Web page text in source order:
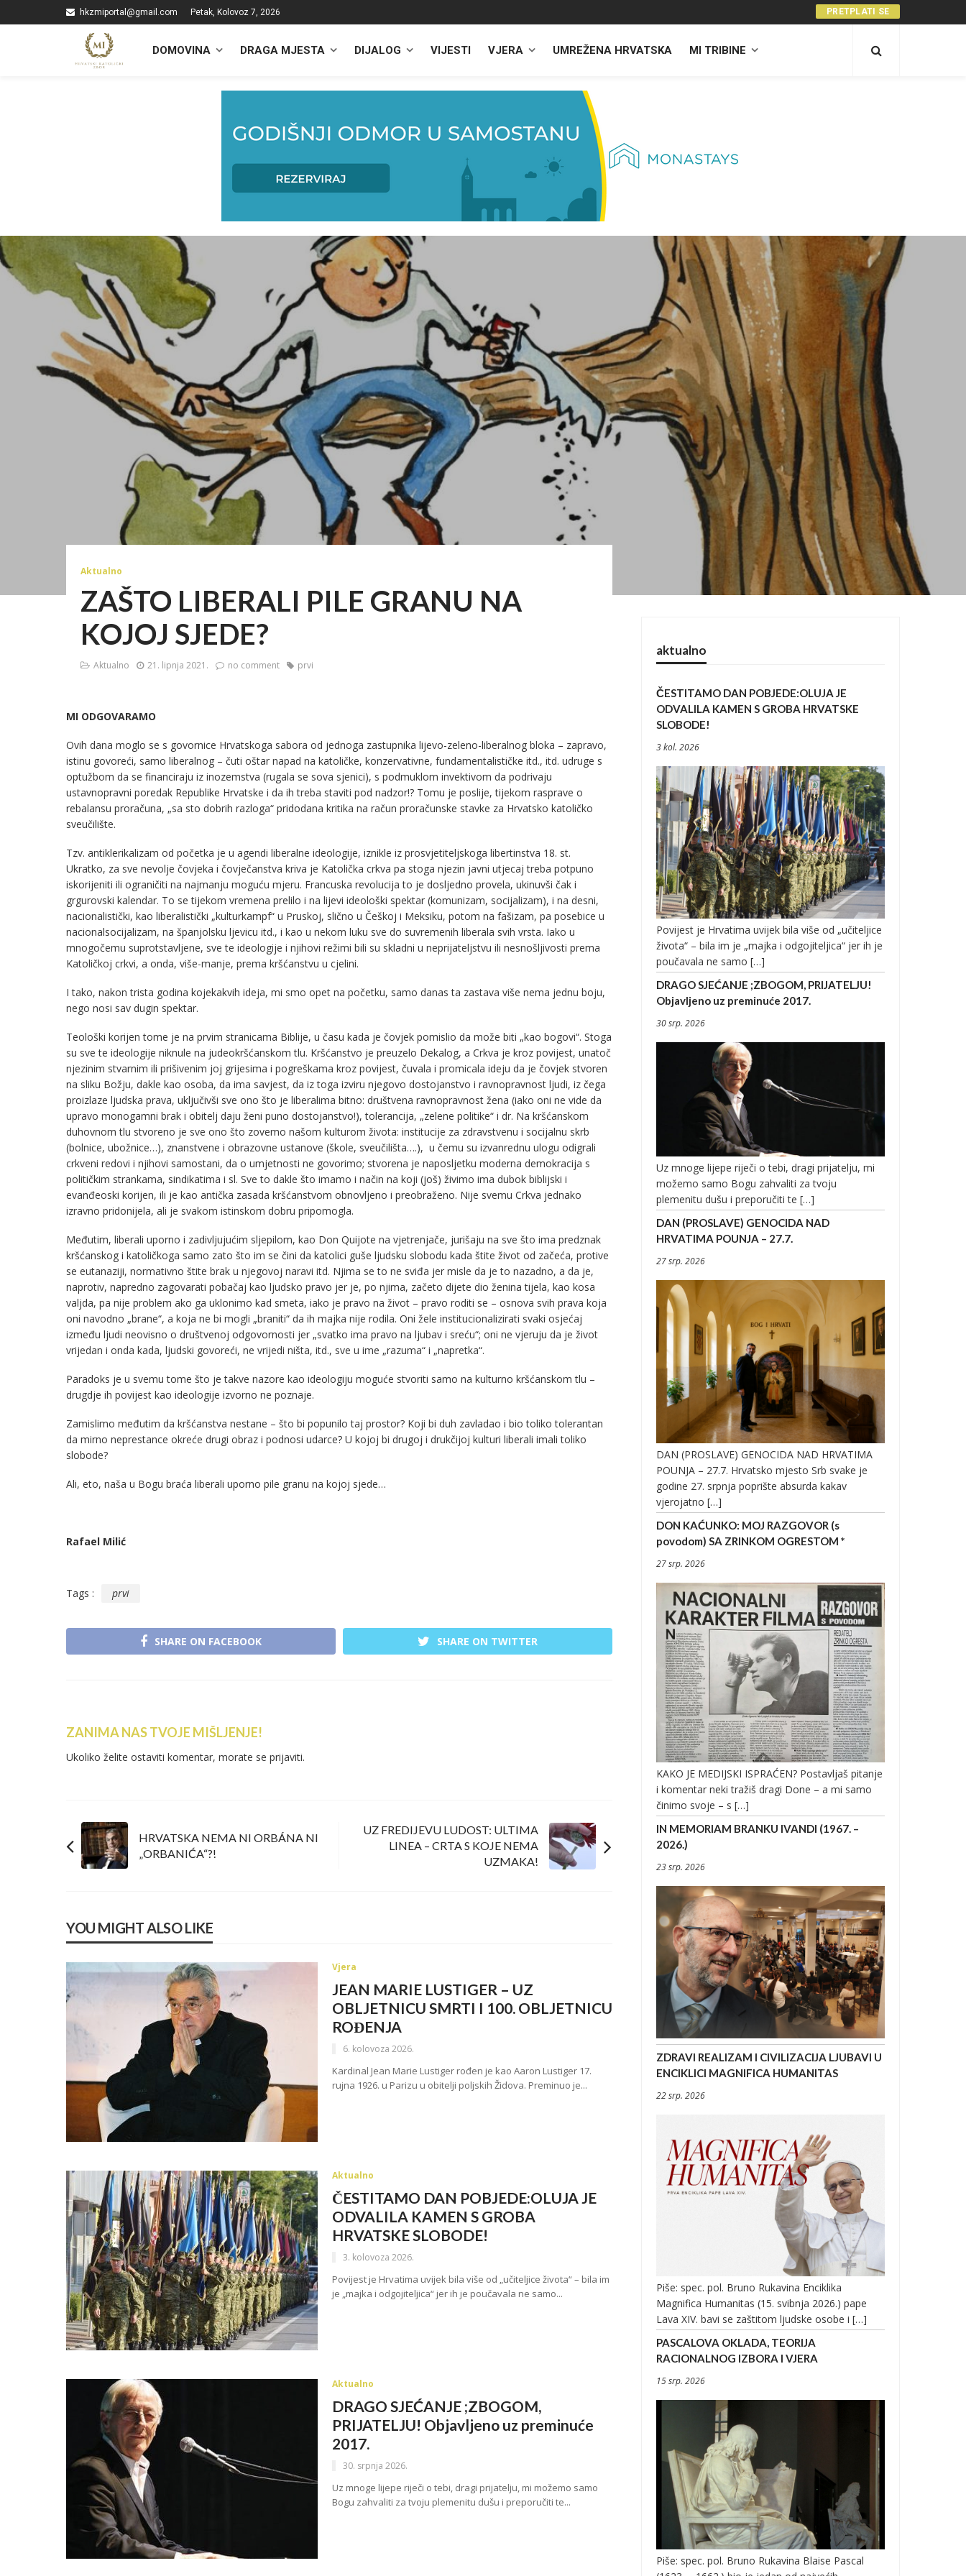
hkzmiportal@gmail.com Petak, Kolovoz 7, 2026 PRETPLATI SE
DOMOVINA DRAGA MJESTA DIJALOG VIJESTI VJERA UMREŽENA HRVATSKA MI TRIBINE
Aktualno
ZAŠTO LIBERALI PILE GRANU NA
KOJOJ SJEDE?
Aktualno 21. lipnja 2021. no comment prvi
MI ODGOVARAMO
Ovih dana moglo se s govornice Hrvatskoga sabora od jednoga zastupnika lijevo-zeleno-liberalnog bloka – zapravo,
istinu govoreći, samo liberalnog – čuti oštar napad na katoličke, konzervativne, fundamentalističke itd., itd. udruge s
optužbom da se financiraju iz inozemstva (rugala se sova sjenici), s podmuklom invektivom da podrivaju
ustavnopravni poredak Republike Hrvatske i da ih treba staviti pod nadzor!? Tomu je poslije, tijekom rasprave o
rebalansu proračuna, „sa sto dobrih razloga“ pridodana kritika na račun proračunske stavke za Hrvatsko katoličko
sveučilište.
Tzv. antiklerikalizam od početka je u agendi liberalne ideologije, iznikle iz prosvjetiteljskoga libertinstva 18. st.
Ukratko, za sve nevolje čovjeka i čovječanstva kriva je Katolička crkva pa stoga njezin javni utjecaj treba potpuno
iskorijeniti ili ograničiti na najmanju moguću mjeru. Francuska revolucija to je dosljedno provela, ukinuvši čak i
grgurovski kalendar. To se tijekom vremena prelilo i na lijevi ideološki spektar (komunizam, socijalizam), i na desni,
nacionalistički, kao liberalistički „kulturkampf“ u Pruskoj, slično u Češkoj i Meksiku, potom na fašizam, pa posebice u
nacionalsocijalizam, na španjolsku ljevicu itd., i kao u nekom luku sve do suvremenih liberala svih vrsta. Iako u
mnogočemu suprotstavljene, sve te ideologije i njihovi režimi bili su skladni u neprijateljstvu ili nesnošljivosti prema
Katoličkoj crkvi, a onda, više-manje, prema kršćanstvu u cjelini.
I tako, nakon trista godina kojekakvih ideja, mi smo opet na početku, samo danas ta zastava više nema jednu boju,
nego nosi sav dugin spektar.
Teološki korijen tome je na prvim stranicama Biblije, u času kada je čovjek pomislio da može biti „kao bogovi“. Stoga
su sve te ideologije niknule na judeokršćanskom tlu. Kršćanstvo je preuzelo Dekalog, a Crkva je kroz povijest, unatoč
njezinim stvarnim ili prišivenim joj grijesima i pogreškama kroz povijest, čuvala i promicala ideju da je čovjek stvoren
na sliku Božju, dakle kao osoba, da ima savjest, da iz toga izviru njegovo dostojanstvo i ravnopravnost ljudi, iz čega
proizlaze ljudska prava, uključivši sve ono što je liberalima bitno: društvena ravnopravnost žena (iako oni ne vide da
upravo monogamni brak i obitelj daju ženi puno dostojanstvo!), tolerancija, „zelene politike“ i dr. Na kršćanskom
duhovnom tlu stvoreno je sve ono što zovemo našom kulturom života: institucije za zdravstvenu i socijalnu skrb
(bolnice, ubožnice…), znanstvene i obrazovne ustanove (škole, sveučilišta….), u čemu su izvanrednu ulogu odigrali
crkveni redovi i njihovi samostani, da o umjetnosti ne govorimo; stvorena je naposljetku moderna demokracija s
političkim strankama, sindikatima i sl. Sve to dakle što imamo i način na koji (još) živimo ima dubok biblijski i
evanđeoski korijen, ili je kao antička zasada kršćanstvom obnovljeno i preobraženo. Nije svemu Crkva jednako
izravno pridonijela, ali je svakom istinskom dobru pripomogla.
Međutim, liberali uporno i zadivljujućim sljepilom, kao Don Quijote na vjetrenjače, jurišaju na sve što ima predznak
kršćanskog i katoličkoga samo zato što im se čini da katolici guše ljudsku slobodu kada štite život od začeća, protive
se eutanaziji, normativno štite brak u njegovoj naravi itd. Njima se to ne sviđa jer misle da je to nazadno, a da je,
naprotiv, napredno zagovarati pobačaj kao ljudsko pravo jer je, po njima, začeto dijete dio ženina tijela, kao kosa
valjda, pa nije problem ako ga uklonimo kad smeta, iako je pravo na život – pravo roditi se – osnova svih prava koja
oni navodno „brane“, a koja ne bi mogli „braniti“ da ih majka nije rodila. Oni žele institucionalizirati svaki osjećaj
između ljudi neovisno o društvenoj odgovornosti jer „svatko ima pravo na ljubav i sreću“; oni ne vjeruju da je život
vrijedan i onda kada, ljudski govoreći, ne vrijedi ništa, itd., sve u ime „razuma“ i „napretka“.
Paradoks je u svemu tome što je takve nazore kao ideologiju moguće stvoriti samo na kulturno kršćanskom tlu –
drugdje ih povijest kao ideologije izvorno ne poznaje.
Zamislimo međutim da kršćanstva nestane – što bi popunilo taj prostor? Koji bi duh zavladao i bio toliko tolerantan
da mirno neprestance okreće drugi obraz i podnosi udarce? U kojoj bi drugoj i drukčijoj kulturi liberali imali toliko
slobode?
Ali, eto, naša u Bogu braća liberali uporno pile granu na kojoj sjede…
Rafael Milić
Tags : prvi
SHARE ON FACEBOOK SHARE ON TWITTER
ZANIMA NAS TVOJE MIŠLJENJE!
Ukoliko želite ostaviti komentar, morate se prijaviti.
HRVATSKA NEMA NI ORBÁNA NI
„ORBANIĆA“?!
UZ FREDIJEVU LUDOST: ULTIMA
LINEA – CRTA S KOJE NEMA
UZMAKA!
YOU MIGHT ALSO LIKE
Vjera
JEAN MARIE LUSTIGER – UZ
OBLJETNICU SMRTI I 100. OBLJETNICU
ROĐENJA
6. kolovoza 2026.
Kardinal Jean Marie Lustiger rođen je kao Aaron Lustiger 17.
rujna 1926. u Parizu u obitelji poljskih Židova. Preminuo je...
Aktualno
ČESTITAMO DAN POBJEDE:OLUJA JE
ODVALILA KAMEN S GROBA
HRVATSKE SLOBODE!
3. kolovoza 2026.
Povijest je Hrvatima uvijek bila više od „učiteljice života“ – bila im
je „majka i odgojiteljica“ jer ih je poučavala ne samo...
Aktualno
DRAGO SJEĆANJE ;ZBOGOM,
PRIJATELJU! Objavljeno uz preminuće
2017.
30. srpnja 2026.
Uz mnoge lijepe riječi o tebi, dragi prijatelju, mi možemo samo
Bogu zahvaliti za tvoju plemenitu dušu i preporučiti te...
aktualno
ČESTITAMO DAN POBJEDE:OLUJA JE
ODVALILA KAMEN S GROBA HRVATSKE
SLOBODE!
3 kol. 2026
Povijest je Hrvatima uvijek bila više od „učiteljice
života“ – bila im je „majka i odgojiteljica“ jer ih je
poučavala ne samo […]
DRAGO SJEĆANJE ;ZBOGOM, PRIJATELJU!
Objavljeno uz preminuće 2017.
30 srp. 2026
Uz mnoge lijepe riječi o tebi, dragi prijatelju, mi
možemo samo Bogu zahvaliti za tvoju
plemenitu dušu i preporučiti te […]
DAN (PROSLAVE) GENOCIDA NAD
HRVATIMA POUNJA – 27.7.
27 srp. 2026
DAN (PROSLAVE) GENOCIDA NAD HRVATIMA
POUNJA – 27.7. Hrvatsko mjesto Srb svake je
godine 27. srpnja poprište absurda kakav
vjerojatno […]
DON KAĆUNKO: MOJ RAZGOVOR (s
povodom) SA ZRINKOM OGRESTOM *
27 srp. 2026
KAKO JE MEDIJSKI ISPRAĆEN? Postavljaš pitanje
i komentar neki tražiš dragi Done – a mi samo
činimo svoje – s […]
IN MEMORIAM BRANKU IVANDI (1967. –
2026.)
23 srp. 2026
ZDRAVI REALIZAM I CIVILIZACIJA LJUBAVI U
ENCIKLICI MAGNIFICA HUMANITAS
22 srp. 2026
Piše: spec. pol. Bruno Rukavina Enciklika
Magnifica Humanitas (15. svibnja 2026.) pape
Lava XIV. bavi se zaštitom ljudske osobe i […]
PASCALOVA OKLADA, TEORIJA
RACIONALNOG IZBORA I VJERA
15 srp. 2026
Piše: spec. pol. Bruno Rukavina Blaise Pascal